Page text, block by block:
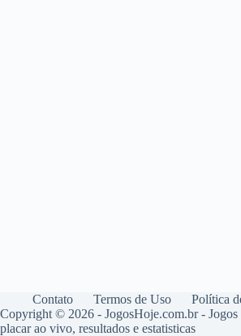
Contato Termos de Uso
Política
Copyright © 2026 - JogosHoje.com.br - Jogos
placar ao vivo, resultados e estatisticas